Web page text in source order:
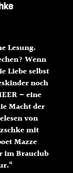
Lesung.
Wenn
Liebe selbst
noch
– eine
Macht der
von
mit
Mazze
im Brauclub